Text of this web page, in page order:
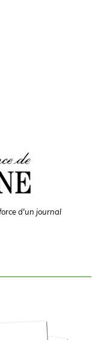
d'un journal